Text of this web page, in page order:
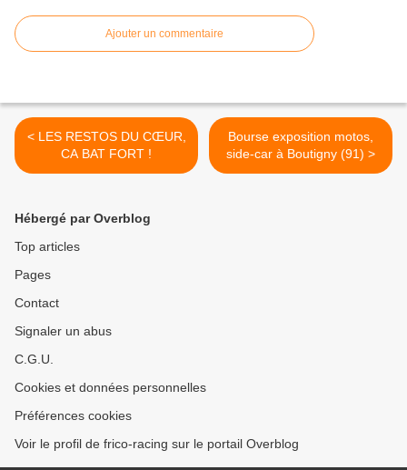
Ajouter un commentaire
< LES RESTOS DU CŒUR,
CA BAT FORT !
Bourse exposition motos,
side-car à Boutigny (91) >
Hébergé par Overblog
Top articles
Pages
Contact
Signaler un abus
C.G.U.
Cookies et données personnelles
Préférences cookies
Voir le profil de frico-racing sur le portail Overblog